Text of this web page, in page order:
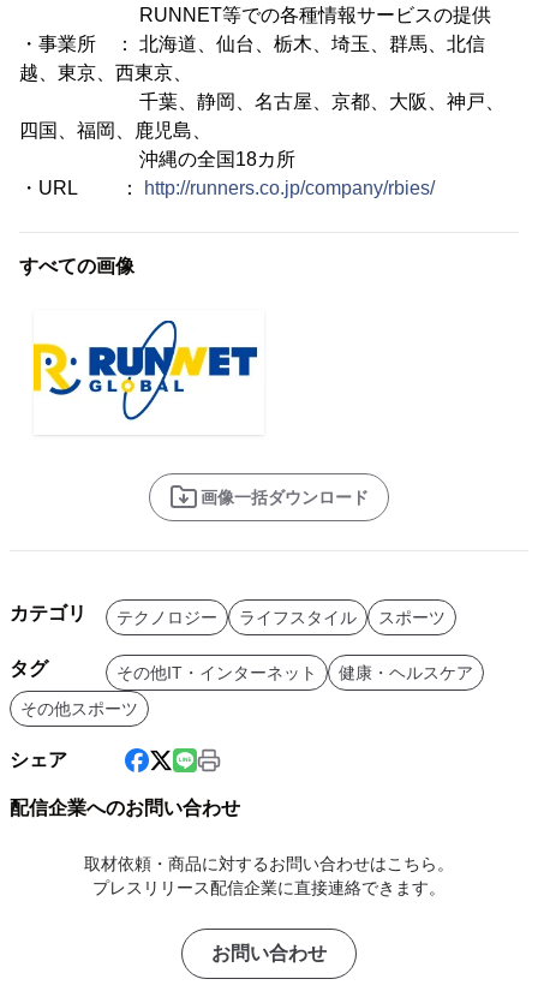
RUNNET等での各種情報サービスの提供
・事業所 ： 北海道、仙台、栃木、埼玉、群馬、北信
越、東京、西東京、
千葉、静岡、名古屋、京都、大阪、神戸、
四国、福岡、鹿児島、
沖縄の全国18カ所
・URL ：
http://runners.co.jp/company/rbies/
すべての画像
画像一括ダウンロード
カテゴリ テクノロジー ライフスタイル スポーツ
タグ その他IT・インターネット
健康・ヘルスケア
その他スポーツ
シェア
配信企業へのお問い合わせ
取材依頼・商品に対するお問い合わせはこちら。
プレスリリース配信企業に直接連絡できます。
お問い合わせ